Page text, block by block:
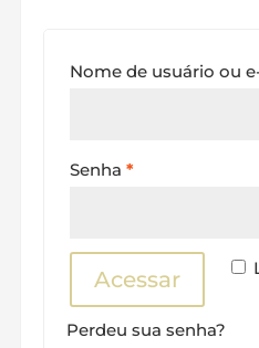
Nome de usuário ou
Senha *Obrigatório
Acessar
Perdeu sua senha?